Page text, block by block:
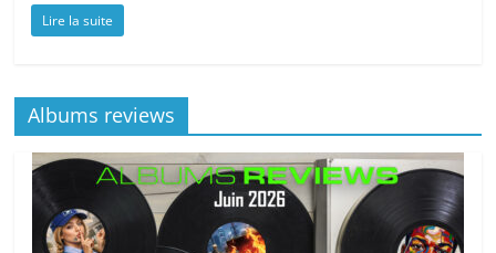
Lire la suite
Albums reviews